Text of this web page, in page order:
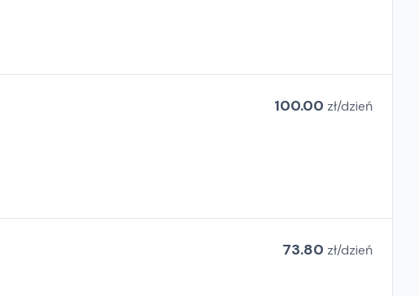
100.00 zł/dzień
73.80 zł/dzień